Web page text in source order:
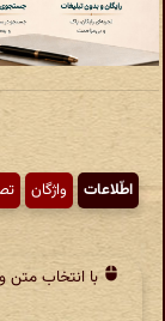
اطّلاعات واژگان
با انتخاب متن